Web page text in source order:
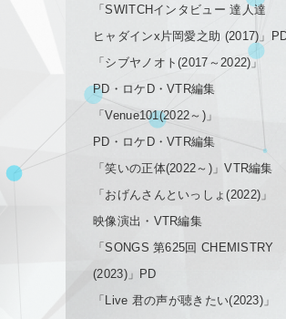
「SWITCHインタビュー 達人達
ヒャダインx片岡愛之助 (2017)」
「シブヤノオト(2017～2022)」
PD・ロケD・VTR編集
「Venue101(2022～)」
PD・ロケD・VTR編集
「笑いの正体(2022～)」VTR編集
「おげんさんといっしょ(2022)」
映像演出・VTR編集
「SONGS 第625回 CHEMISTRY
(2023)」PD
「Live 君の声が聴きたい(2023)」